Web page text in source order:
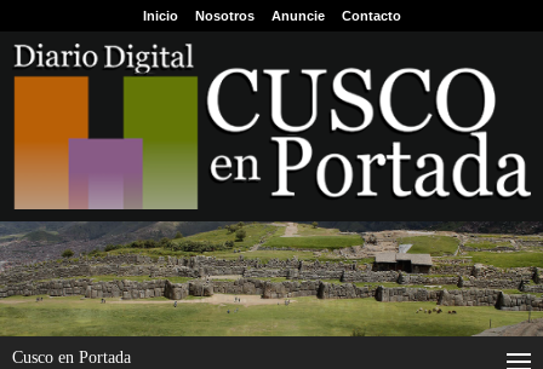
Inicio Nosotros Anuncie Contacto
Cusco en Portada